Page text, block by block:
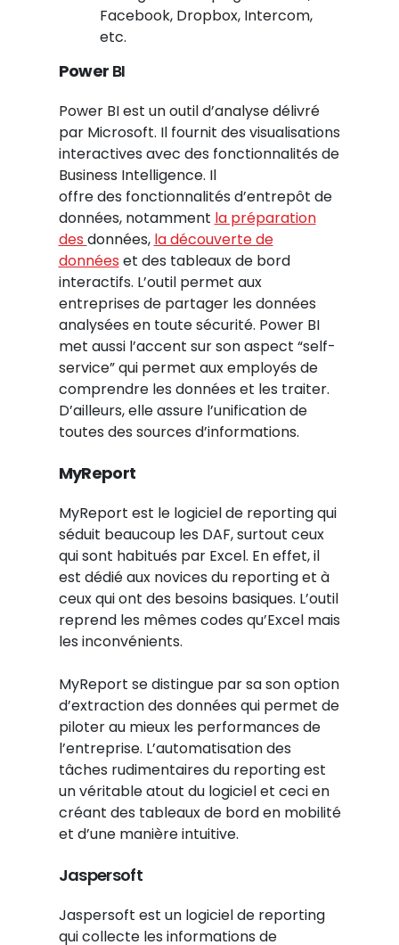
Facebook, Dropbox, Intercom,
etc.
Power BI
Power BI est un outil d’analyse délivré
par Microsoft. Il fournit des visualisations
interactives avec des fonctionnalités de
Business Intelligence. Il
offre des fonctionnalités d’entrepôt de
données, notamment la préparation
des données, la découverte de
données et des tableaux de bord
interactifs. L’outil permet aux
entreprises de partager les données
analysées en toute sécurité. Power BI
met aussi l’accent sur son aspect “self-
service” qui permet aux employés de
comprendre les données et les traiter.
D’ailleurs, elle assure l’unification de
toutes des sources d’informations.
MyReport
MyReport est le logiciel de reporting qui
séduit beaucoup les DAF, surtout ceux
qui sont habitués par Excel. En effet, il
est dédié aux novices du reporting et à
ceux qui ont des besoins basiques. L’outil
reprend les mêmes codes qu’Excel mais
les inconvénients.
MyReport se distingue par sa son option
d’extraction des données qui permet de
piloter au mieux les performances de
l’entreprise. L’automatisation des
tâches rudimentaires du reporting est
un véritable atout du logiciel et ceci en
créant des tableaux de bord en mobilité
et d’une manière intuitive.
Jaspersoft
Jaspersoft est un logiciel de reporting
qui collecte les informations de